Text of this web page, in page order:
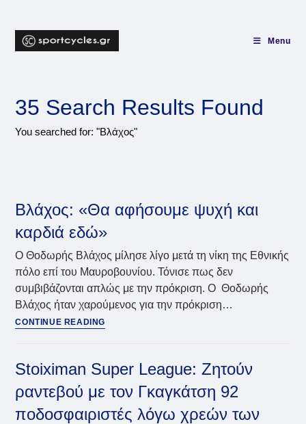
content
Menu
35 Search Results Found
You searched for: "Βλάχος"
Βλάχος: «Θα αφήσουμε ψυχή και
καρδιά εδώ»
Ο Θοδωρής Βλάχος μίλησε λίγο μετά τη νίκη της Εθνικής
πόλο επί του Μαυροβουνίου. Τόνισε πως δεν
συμβιβάζονται απλώς με την πρόκριση. Ο Θοδωρής
Βλάχος ήταν χαρούμενος για την πρόκριση…
CONTINUE READING
και
καρδιά
εδώ»
Stoiximan Super League: Ζητούν
ραντεβού με τον Γκαγκάτση 92
ποδοσφαιριστές λόγω χρεών των